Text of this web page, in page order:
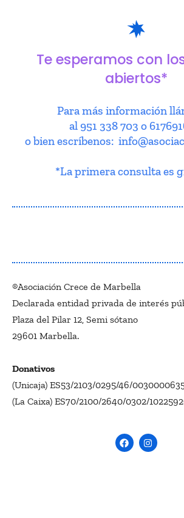
Te esperamos con
abiertos*
Para más información
al 951 338 703 o
o bien escríbenos:
*La primera consulta es
®Asociación Crece de Marbella
Declarada entidad privada de interés
Plaza del Pilar 12, Semi sótano
29601 Marbella.
Donativos
(Unicaja) ES53/2103/0295/46/
(La Caixa) ES70/2100/2640/0302/